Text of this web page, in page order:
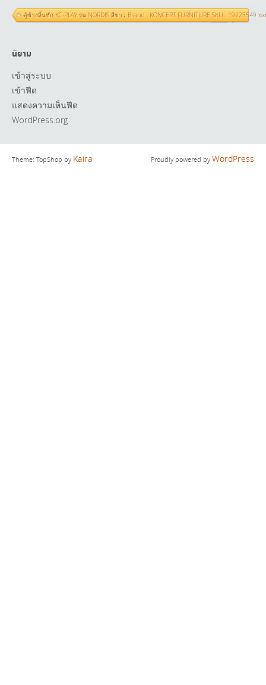
ตู้ข้างลิ้นชัก KC-PLAY รุ่น NORDIS สีขาว Brand : KONCEPT FURNITURE SKU : 19223549 ก
นิยาม
เข้าสู่ระบบ
เข้าฟีด
แสดงความเห็นฟีด
WordPress.org
Theme: TopShop by Kaira Proudly powered byWordPress